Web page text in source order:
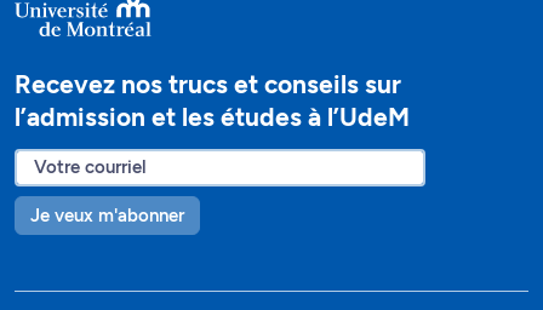
Recevez nos trucs et conseils sur
l’admission et les études à l’UdeM
Je veux m'abonner